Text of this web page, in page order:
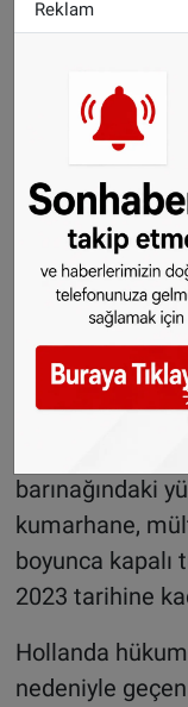
belediyenin
gerekçesiyle
geminin
olduğu
Bölge
süreden beri
protesto
Ancak
Pazartesi
gemiye
Lüks bir yolcu
barınağındaki
kumarhane,
boyunca kapalı
2023 tarihine
Hollanda
nedeniyle geçen
Reklam